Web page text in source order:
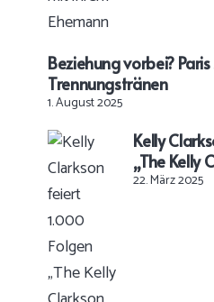
Beziehung vorbei?
Trennungstränen
1. August 2025
Kelly
„The Kelly
22. März 2025